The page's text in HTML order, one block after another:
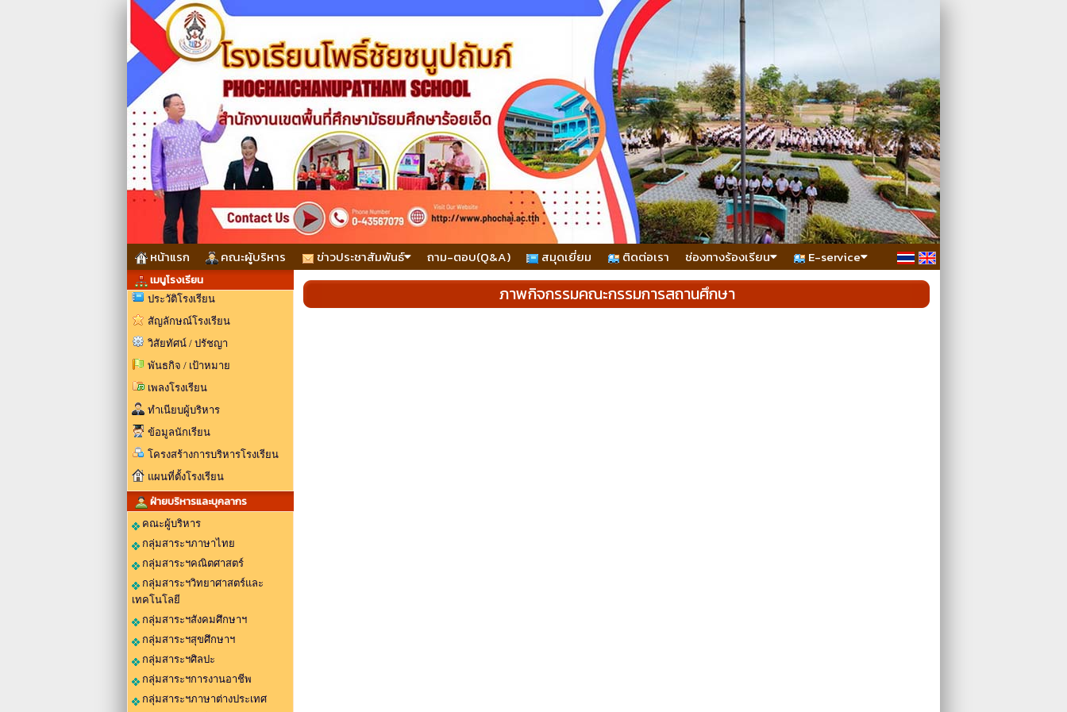
หน้าแรก คณะผู้บริหาร ข่าวประชาสัมพันธ์ ถาม-ตอบ(Q&A) สมุดเยี่ยม ติดต่อเรา ช่องทางร้องเรียน E-service
เมนูโรงเรียน
ประวัติโรงเรียน
สัญลักษณ์โรงเรียน
วิสัยทัศน์ / ปรัชญา
พันธกิจ / เป้าหมาย
เพลงโรงเรียน
ทำเนียบผู้บริหาร
ข้อมูลนักเรียน
โครงสร้างการบริหารโรงเรียน
แผนที่ตั้งโรงเรียน
ฝ่ายบริหารและบุคลากร
คณะผู้บริหาร
กลุ่มสาระฯภาษาไทย
กลุ่มสาระฯคณิตศาสตร์
กลุ่มสาระฯวิทยาศาสตร์และ
เทคโนโลยี
กลุ่มสาระฯสังคมศึกษาฯ
กลุ่มสาระฯสุขศึกษาฯ
กลุ่มสาระฯศิลปะ
กลุ่มสาระฯการงานอาชีพ
กลุ่มสาระฯภาษาต่างประเทศ
ภาพกิจกรรมคณะกรรมการสถานศึกษา